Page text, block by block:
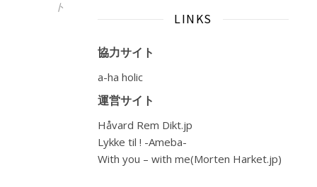
ト
LINKS
協力サイト
a-ha holic
運営サイト
Håvard Rem Dikt.jp
Lykke til ! -Ameba-
With you – with me(Morten Harket.jp)